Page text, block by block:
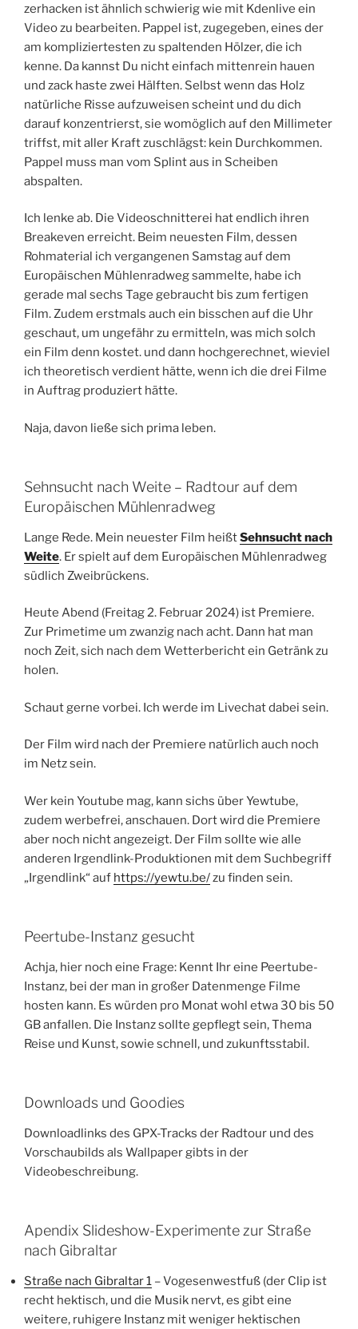
zerhacken ist ähnlich schwierig wie mit Kdenlive ein
Video zu bearbeiten. Pappel ist, zugegeben, eines der
am kompliziertesten zu spaltenden Hölzer, die ich
kenne. Da kannst Du nicht einfach mittenrein hauen
und zack haste zwei Hälften. Selbst wenn das Holz
natürliche Risse aufzuweisen scheint und du dich
darauf konzentrierst, sie womöglich auf den Millimeter
triffst, mit aller Kraft zuschlägst: kein Durchkommen.
Pappel muss man vom Splint aus in Scheiben
abspalten.
Ich lenke ab. Die Videoschnitterei hat endlich ihren
Breakeven erreicht. Beim neuesten Film, dessen
Rohmaterial ich vergangenen Samstag auf dem
Europäischen Mühlenradweg sammelte, habe ich
gerade mal sechs Tage gebraucht bis zum fertigen
Film. Zudem erstmals auch ein bisschen auf die Uhr
geschaut, um ungefähr zu ermitteln, was mich solch
ein Film denn kostet. und dann hochgerechnet, wieviel
ich theoretisch verdient hätte, wenn ich die drei Filme
in Auftrag produziert hätte.
Naja, davon ließe sich prima leben.
Sehnsucht nach Weite – Radtour auf dem
Europäischen Mühlenradweg
Lange Rede. Mein neuester Film heißtSehnsucht nach
Weite. Er spielt auf dem Europäischen Mühlenradweg
südlich Zweibrückens.
Heute Abend (Freitag 2. Februar 2024) ist Premiere.
Zur Primetime um zwanzig nach acht. Dann hat man
noch Zeit, sich nach dem Wetterbericht ein Getränk zu
holen.
Schaut gerne vorbei. Ich werde im Livechat dabei sein.
Der Film wird nach der Premiere natürlich auch noch
im Netz sein.
Wer kein Youtube mag, kann sichs über Yewtube,
zudem werbefrei, anschauen. Dort wird die Premiere
aber noch nicht angezeigt. Der Film sollte wie alle
anderen Irgendlink-Produktionen mit dem Suchbegriff
„Irgendlink“ auf https://yewtu.be/zu finden sein.
Peertube-Instanz gesucht
Achja, hier noch eine Frage: Kennt Ihr eine Peertube-
Instanz, bei der man in großer Datenmenge Filme
hosten kann. Es würden pro Monat wohl etwa 30 bis 50
GB anfallen. Die Instanz sollte gepflegt sein, Thema
Reise und Kunst, sowie schnell, und zukunftsstabil.
Downloads und Goodies
Downloadlinks des GPX-Tracks der Radtour und des
Vorschaubilds als Wallpaper gibts in der
Videobeschreibung.
Apendix Slideshow-Experimente zur Straße
nach Gibraltar
Straße nach Gibraltar 1 – Vogesenwestfuß (der Clip ist
recht hektisch, und die Musik nervt, es gibt eine
weitere, ruhigere Instanz mit weniger hektischen